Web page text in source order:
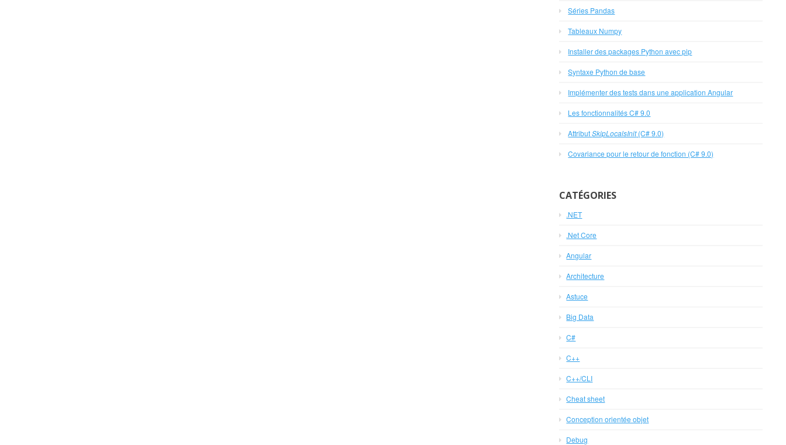
Séries Pandas
Tableaux Numpy
Installer des packages Python avec pip
Syntaxe Python de base
Implémenter des tests dans une application Angular
Les fonctionnalités C# 9.0
AttributSkipLocalsInit(C# 9.0)
Covariance pour le retour de fonction (C# 9.0)
CATÉGORIES
.NET
.Net Core
Angular
Architecture
Astuce
Big Data
C#
C++
C++/CLI
Cheat sheet
Conception orientée objet
Debug